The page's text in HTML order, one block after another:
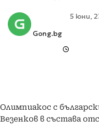
Gong.bg
5 юни,
Олимпиакос с
Везенков в състава